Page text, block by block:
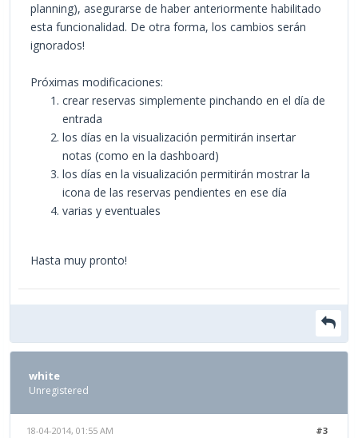
planning), asegurarse de haber anteriormente habilitado
esta funcionalidad. De otra forma, los cambios serán
ignorados!
Próximas modificaciones:
crear reservas simplemente pinchando en el día de
entrada
los días en la visualización permitirán insertar
notas (como en la dashboard)
los días en la visualización permitirán mostrar la
icona de las reservas pendientes en ese día
varias y eventuales
Hasta muy pronto!
white
Unregistered
#3
18-04-2014, 01:55 AM